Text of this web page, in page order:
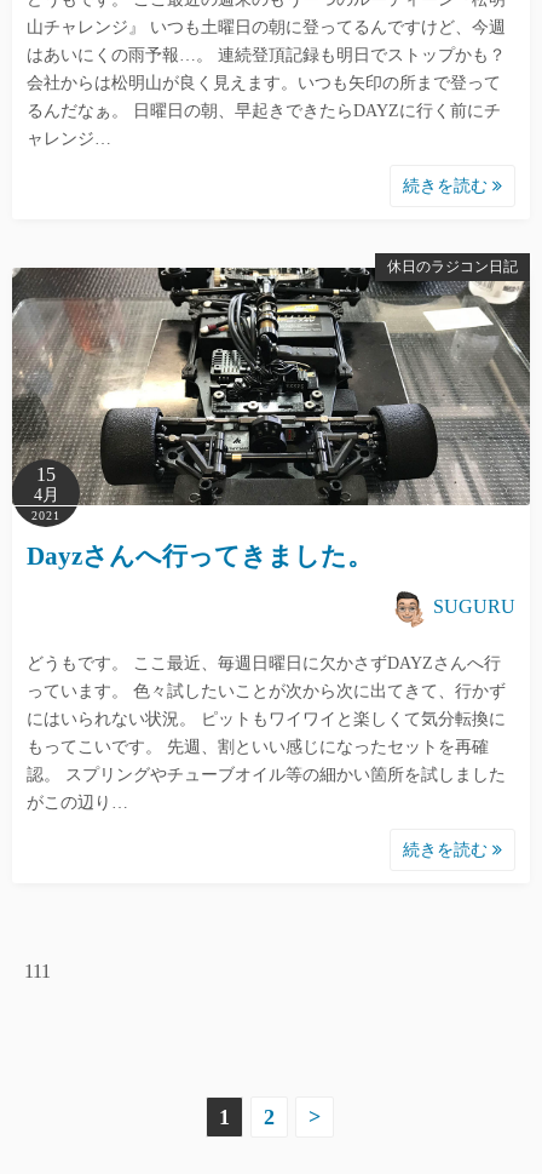
山チャレンジ』 いつも土曜日の朝に登ってるんですけど、今週
はあいにくの雨予報…。 連続登頂記録も明日でストップかも？
会社からは松明山が良く見えます。いつも矢印の所まで登って
るんだなぁ。 日曜日の朝、早起きできたらDAYZに行く前にチ
ャレンジ…
続きを読む
休日のラジコン日記
15
4月
2021
Dayzさんへ行ってきました。
SUGURU
どうもです。 ここ最近、毎週日曜日に欠かさずDAYZさんへ行
っています。 色々試したいことが次から次に出てきて、行かず
にはいられない状況。 ピットもワイワイと楽しくて気分転換に
もってこいです。 先週、割といい感じになったセットを再確
認。 スプリングやチューブオイル等の細かい箇所を試しました
がこの辺り…
続きを読む
111
1 2 >